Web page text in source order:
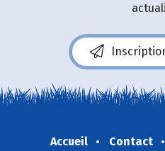
Accueil Contact